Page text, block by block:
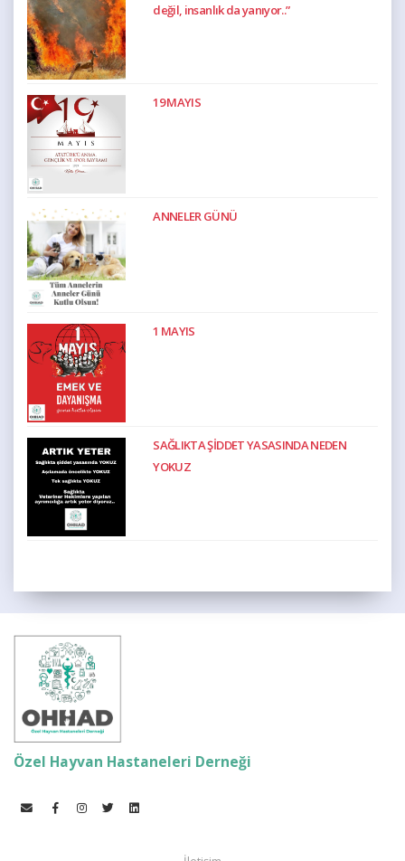
değil, insanlık da yanıyor..”
19 MAYIS
ANNELER GÜNÜ
1 MAYIS
SAĞLIKTA ŞİDDET YASASINDA NEDEN
YOKUZ
Özel Hayvan Hastaneleri Derneği